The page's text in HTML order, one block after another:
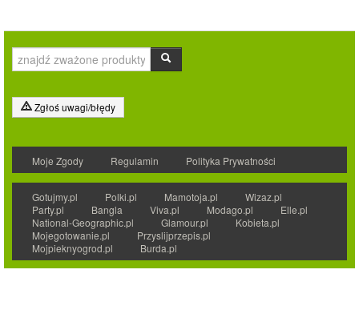
Zgłoś uwagi/błędy
Moje Zgody Regulamin Polityka Prywatności
Gotujmy.pl Polki.pl Mamotoja.pl
Wizaz.pl
Party.pl
Bangla Viva.pl Modago.pl
Elle.pl
National-Geographic.pl
Glamour.pl
Kobieta.pl
Mojegotowanie.pl
Przyslijprzepis.pl
Mojpieknyogrod.pl
Burda.pl